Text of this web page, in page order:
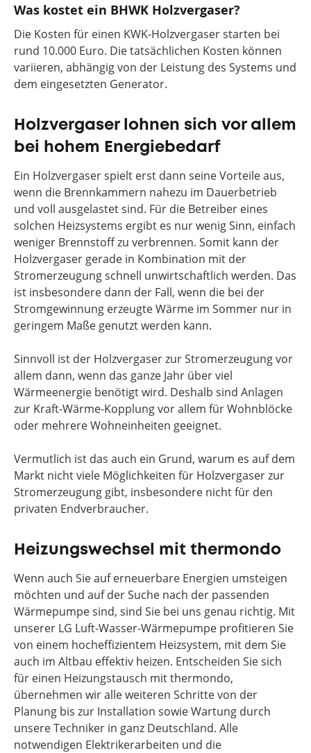
Was kostet ein BHWK Holzvergaser?
Die Kosten für einen KWK-Holzvergaser starten bei
rund 10.000 Euro. Die tatsächlichen Kosten können
variieren, abhängig von der Leistung des Systems und
dem eingesetzten Generator.
Holzvergaser lohnen sich vor allem
bei hohem Energiebedarf
Ein Holzvergaser spielt erst dann seine Vorteile aus,
wenn die Brennkammern nahezu im Dauerbetrieb
und voll ausgelastet sind. Für die Betreiber eines
solchen Heizsystems ergibt es nur wenig Sinn, einfach
weniger Brennstoff zu verbrennen. Somit kann der
Holzvergaser gerade in Kombination mit der
Stromerzeugung schnell unwirtschaftlich werden. Das
ist insbesondere dann der Fall, wenn die bei der
Stromgewinnung erzeugte Wärme im Sommer nur in
geringem Maße genutzt werden kann.
Sinnvoll ist der Holzvergaser zur Stromerzeugung vor
allem dann, wenn das ganze Jahr über viel
Wärmeenergie benötigt wird. Deshalb sind Anlagen
zur Kraft-Wärme-Kopplung vor allem für Wohnblöcke
oder mehrere Wohneinheiten geeignet.
Vermutlich ist das auch ein Grund, warum es auf dem
Markt nicht viele Möglichkeiten für Holzvergaser zur
Stromerzeugung gibt, insbesondere nicht für den
privaten Endverbraucher.
Heizungswechsel mit thermondo
Wenn auch Sie auf erneuerbare Energien umsteigen
möchten und auf der Suche nach der passenden
Wärmepumpe sind, sind Sie bei uns genau richtig. Mit
unserer LG Luft-Wasser-Wärmepumpe profitieren Sie
von einem hocheffizientem Heizsystem, mit dem Sie
auch im Altbau effektiv heizen. Entscheiden Sie sich
für einen Heizungstausch mit thermondo,
übernehmen wir alle weiteren Schritte von der
Planung bis zur Installation sowie Wartung durch
unsere Techniker in ganz Deutschland. Alle
notwendigen Elektrikerarbeiten und die